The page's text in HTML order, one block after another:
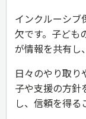
インクルーシブ
欠です。子ども
が情報を共有し
日々のやり取り
子や支援の方針
し、信頼を得る